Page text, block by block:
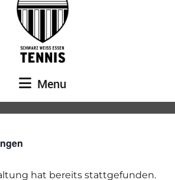
Menu
hat bereits stattgefunden.